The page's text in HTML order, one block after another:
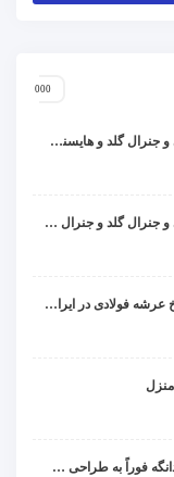
مقایسه کولر گازی گری و کریر و ال جی و جنرال گلد و هایسنس و مدیا و اجنرال
مقایسه کولر گازی گری و کریر و ال جی و جنرال گلد و جنرال شکار و سامسونگ و یونیوا
چرا آهن بتا، نخستین انتخاب برای گل میخ عرشه فولادی در ایران است؟
منزل
چرا کسب‌وکارهای شهرک صنعتی چهاردانگه فوراً به طراحی سایت نیاز دارند؟